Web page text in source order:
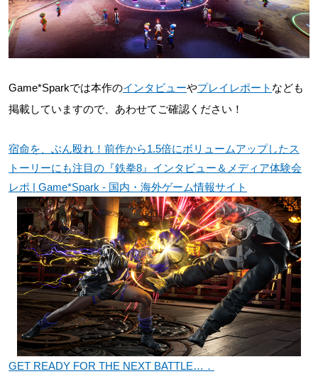
Game*Sparkでは本作のインタビューやプレイレポート なども
掲載していますので、あわせてご確認ください！
宿命を、ぶん殴れ！前作から1.5倍にボリュームアップしたス
トーリーにも注目の『鉄拳8』インタビュー＆メディア体験会
レポ | Game*Spark - 国内・海外ゲーム情報サイト
GET READY FOR THE NEXT BATTLE…．